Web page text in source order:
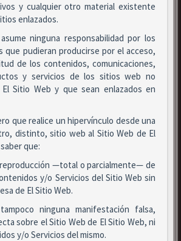
y cualquier otro material existente
enlazados.
ninguna responsabilidad por los
que pudieran producirse por el acceso,
de los contenidos, comunicaciones,
y servicios de los sitios web no
Sitio Web y que sean enlazados en
que realice un hipervínculo desde una
distinto, sitio web al Sitio Web de El
que:
—total o parcialmente— de
y/o Servicios del Sitio Web sin
de El Sitio Web.
ninguna manifestación falsa,
sobre el Sitio Web de El Sitio Web, ni
y/o Servicios del mismo.